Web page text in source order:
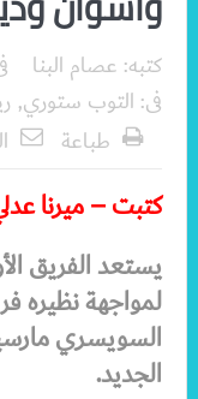
كتبه: عصام البنا
فى: التوب ستوري,
طباعة
كتبت – ميرنا
يستعد الفريق
لمواجهة نظيره
السويسري
الجديد.